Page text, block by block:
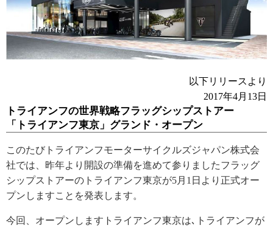
以下リリースより
2017年4月13日
トライアンフの世界戦略フラッグシップストアー
「トライアンフ東京」グランド・オープン
このたびトライアンフモーターサイクルズジャパン株式会
社では、昨年より開設の準備を進めて参りましたフラッグ
シップストアーのトライアンフ東京が5月1日より正式オー
プンしますことを発表します。
今回、オープンしますトライアンフ東京は､トライアンフが